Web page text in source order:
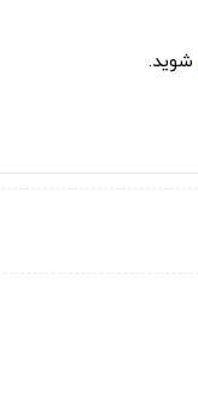
شوید.